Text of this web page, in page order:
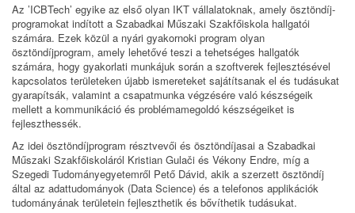
Az ’ICBTech’ egyike az első olyan IKT vállalatoknak, amely ösztöndíj-
programokat indított a Szabadkai Műszaki Szakfőiskola hallgatói
számára. Ezek közül a nyári gyakornoki program olyan
ösztöndíjprogram, amely lehetővé teszi a tehetséges hallgatók
számára, hogy gyakorlati munkájuk során a szoftverek fejlesztésével
kapcsolatos területeken újabb ismereteket sajátítsanak el és tudásukat
gyarapítsák, valamint a csapatmunka végzésére való készségeik
mellett a kommunikáció és problémamegoldó készségeiket is
fejleszthessék.
Az idei ösztöndíjprogram résztvevői és ösztöndíjasai a Szabadkai
Műszaki Szakfőiskoláról Kristian Gulači és Vékony Endre, míg a
Szegedi Tudományegyetemről Pető Dávid, akik a szerzett ösztöndíj
által az adattudományok (Data Science) és a telefonos applikációk
tudományának területein fejleszthetik és bővíthetik tudásukat.